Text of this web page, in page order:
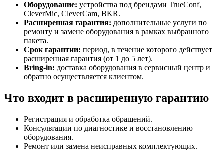
Оборудование: устройства под брендами TrueConf,
CleverMic, CleverCam, BKR.
Расширенная гарантия: дополнительные услуги по
ремонту и замене оборудования в рамках выбранного
пакета.
Срок гарантии: период, в течение которого действует
расширенная гарантия (от 1 до 5 лет).
Bring-in: доставка оборудования в сервисный центр и
обратно осуществляется клиентом.
Что входит в расширенную гарантию
Регистрация и обработка обращений.
Консультации по диагностике и восстановлению
оборудования.
Ремонт или замена неисправных комплектующих.